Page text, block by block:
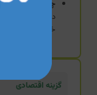
چه زمانی
دوزهای بالای
خاص جذب کراتین
گزینه اقتصادی